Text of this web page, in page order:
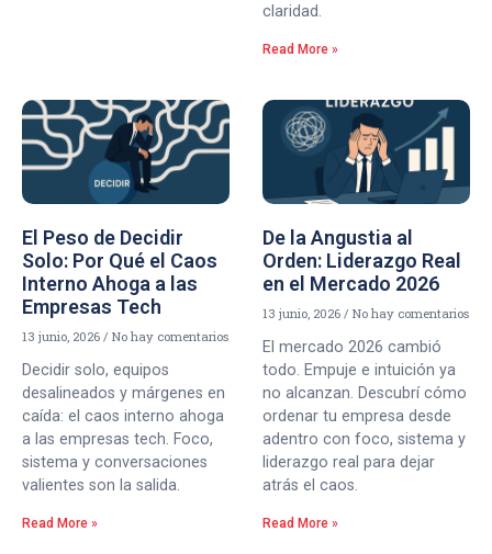
claridad.
Read More »
El Peso de Decidir
Solo: Por Qué el Caos
Interno Ahoga a las
Empresas Tech
13 junio, 2026 No hay comentarios
Decidir solo, equipos
desalineados y márgenes en
caída: el caos interno ahoga
a las empresas tech. Foco,
sistema y conversaciones
valientes son la salida.
Read More »
De la Angustia al
Orden: Liderazgo Real
en el Mercado 2026
13 junio, 2026 No hay comentarios
El mercado 2026 cambió
todo. Empuje e intuición ya
no alcanzan. Descubrí cómo
ordenar tu empresa desde
adentro con foco, sistema y
liderazgo real para dejar
atrás el caos.
Read More »